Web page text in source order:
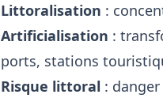
Littoralisation :
Artificialisation :
ports, stations
Risque littoral :